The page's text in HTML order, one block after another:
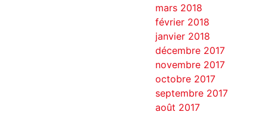
mars 2018
février 2018
janvier 2018
décembre 2017
novembre 2017
octobre 2017
septembre 2017
août 2017